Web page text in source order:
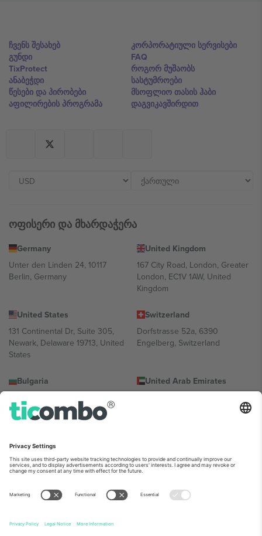
ჩვენს შესახებ
გუნდი
TixProtect
ანაბეჭდი
წესები და პირობები
აფილირების პროგრამა
კორპორატიული სერვისები
FAQ
როგორ მუშაობს
სასტუმროები
მსოფლიო თასის ჰაბი
დაგვიკავშირდით
ოფისერი და მხარდაჭერა
Germany
Unter den Linden 24, 10117
Berlin, Germany
United Kingdom
167 City Road, London, Greater
London, EC1V 1AW, United
Kingdom
United States
131 Continental Dr, Suite 305,
Newark, Delaware 19713, United
States
Switzerland
Dorfstrasse 52a, 6390
Engelberg, Switzerland
Bulgaria
Totleben 53-55, 1606 Sofia,
Bulgaria
United Arab Emirates
Building A1, Office 302, Dubai,
Mexico
Av Chapultepec 360, Roma
Norte, Cuauhtémoc, 06700
Ciudad de México, CDMX,
Mexico
პლატფორმის პროვაიდერის იურიდიული პირი იცვლება